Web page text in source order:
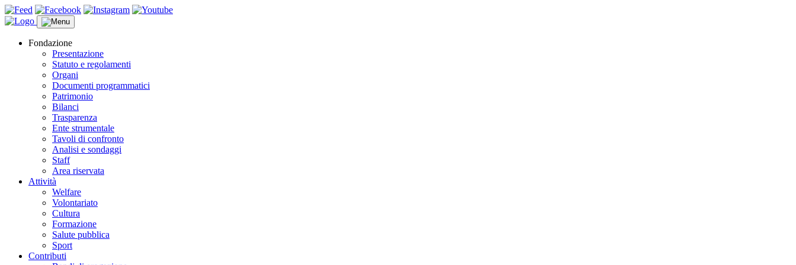
Fondazione
Presentazione
Statuto e regolamenti
Organi
Documenti programmatici
Patrimonio
Bilanci
Trasparenza
Ente strumentale
Tavoli di confronto
Analisi e sondaggi
Staff
Area riservata
Attività
Welfare
Volontariato
Cultura
Formazione
Salute pubblica
Sport
Contributi